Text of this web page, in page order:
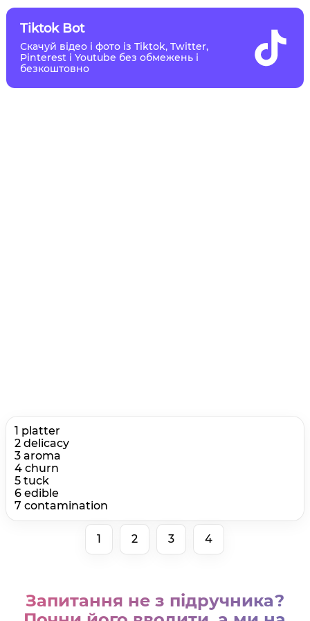
Tiktok Bot
Скачуй відео і фото із Tiktok, Twitter,
Pinterest і Youtube без обмежень і
безкоштовно
1 platter
2 delicacy
3 aroma
4 churn
5 tuck
6 edible
7 contamination
1 2 3 4
Запитання не з підручника?